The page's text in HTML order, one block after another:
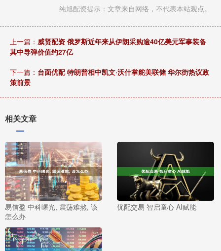
纯旭配资提示：文章来自网络，不代表本站观点。
上一篇： 威贤配资 俄罗斯近年来从伊朗采购逾40亿美元军事装备
其中导弹价值约27亿
下一篇： 台面优配 特朗普相中凯文·沃什掌舵美联储 华尔街热议政
策前景
相关文章
易信盈 中科曙光, 震荡难熬, 该
怎么办
优配交易 智启童心 AI赋能